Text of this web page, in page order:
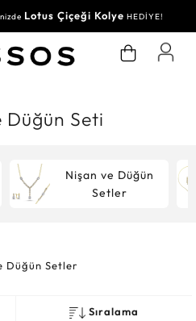
Lotus Çiçeği Kolye HEDİYE!
Su Yolu BileklikHEDİYE!
Düğün Seti
Nişan ve Düğün
Setler
Düğün Setler
Sıralama